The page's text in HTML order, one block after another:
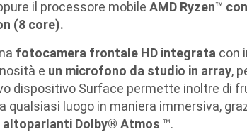
il processore mobile AMD Ryzen™
(8 core).
fotocamera frontale HD integrata con
e un microfono da studio in array,
dispositivo Surface permette inoltre di
qualsiasi luogo in maniera immersiva,
altoparlanti Dolby® Atmos ™.